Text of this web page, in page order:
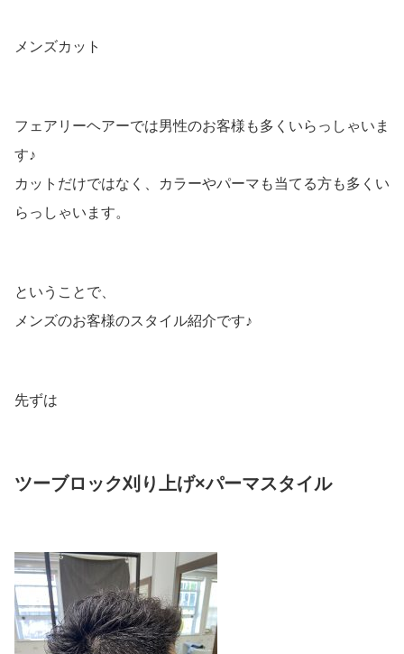
メンズカット
フェアリーヘアーでは男性のお客様も多くいらっしゃいま
す♪
カットだけではなく、カラーやパーマも当てる方も多くい
らっしゃいます。
ということで、
メンズのお客様のスタイル紹介です♪
先ずは
ツーブロック刈り上げ×パーマスタイル